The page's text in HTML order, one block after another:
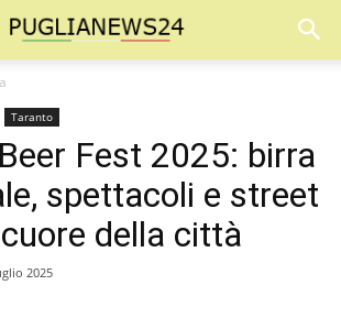
Taranto
Fest 2025: birra
spettacoli e street
della città
2025